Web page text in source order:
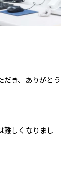
だき、ありがとう
難しくなりまし